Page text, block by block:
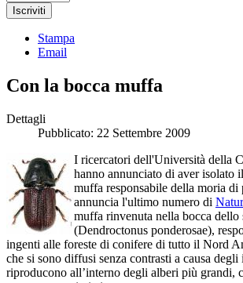
Stampa
Email
Con la bocca muffa
Dettagli
Pubblicato: 22 Settembre 2009
I ricercatori dell'Università della
hanno annunciato di aver isolato
muffa responsabile della moria
annuncia l'ultimo numero di
muffa rinvenuta nella bocca dello
(Dendroctonus ponderosae),
ingenti alle foreste di conifere di tutto il Nord
che si sono diffusi senza contrasti a causa
riproducono all’interno degli alberi più grandi,